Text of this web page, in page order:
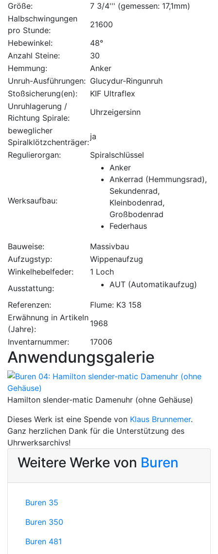
Größe:
7 3/4''' (gemessen: 17,1mm)
Halbschwingungen
pro Stunde:
21600
Hebewinkel:
48°
Anzahl Steine:
30
Hemmung:
Anker
Unruh-Ausführungen: Glucydur-Ringunruh
Stoßsicherung(en):
KIF Ultraflex
Unruhlagerung /
Richtung Spirale:
Uhrzeigersinn
beweglicher
Spiralklötzchenträger:
ja
Regulierorgan:
Spiralschlüssel
Werksaufbau:
Anker
Ankerrad (Hemmungsrad),
Sekundenrad,
Kleinbodenrad,
Großbodenrad
Federhaus
Bauweise:
Massivbau
Aufzugstyp:
Wippenaufzug
Winkelhebelfeder:
1 Loch
Ausstattung:
AUT (Automatikaufzug)
Referenzen:
Flume: K3 158
Erwähnung in Artikeln
(Jahre):
1968
Inventarnummer:
17006
Anwendungsgalerie
Hamilton slender-matic Damenuhr (ohne Gehäuse)
Dieses Werk ist eine Spende von Klaus Brunnemer.
Ganz herzlichen Dank für die Unterstützung des
Uhrwerksarchivs!
Weitere Werke von Buren
Buren 35
Buren 350
Buren 481